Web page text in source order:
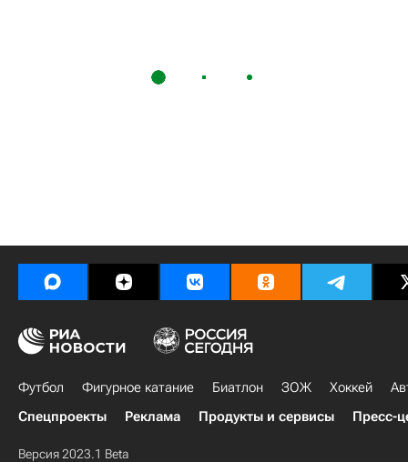
Футбол Фигурное катание Биатлон ЗОЖ Хоккей
Спецпроекты
Реклама Продукты и сервисы Пресс-
Версия 2023.1 Beta